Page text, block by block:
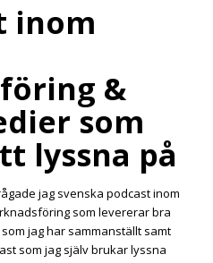
inom
&
som
lyssna på
jag svenska podcast inom
som levererar bra
jag har sammanställt samt
som jag själv brukar lyssna